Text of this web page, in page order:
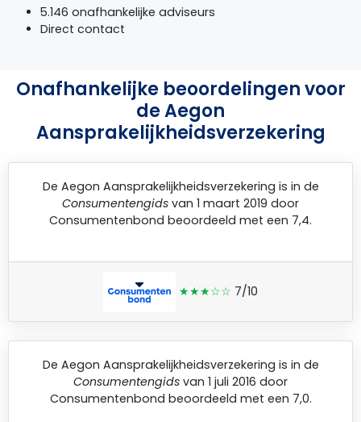
5.146 onafhankelijke adviseurs
Direct contact
Onafhankelijke beoordelingen voor
de Aegon
Aansprakelijkheidsverzekering
De Aegon Aansprakelijkheidsverzekering is in de
Consumentengids van 1 maart 2019 door
Consumentenbond beoordeeld met een 7,4.
★★★☆☆ 7/10
De Aegon Aansprakelijkheidsverzekering is in de
Consumentengids van 1 juli 2016 door
Consumentenbond beoordeeld met een 7,0.